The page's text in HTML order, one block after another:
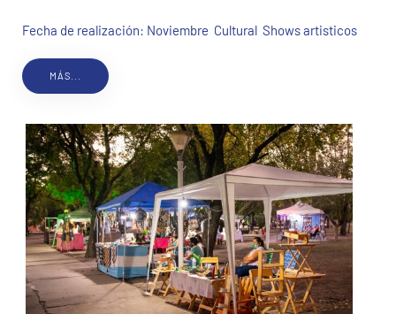
Fecha de realización: Noviembre Cultural Shows artisticos
MÁS...